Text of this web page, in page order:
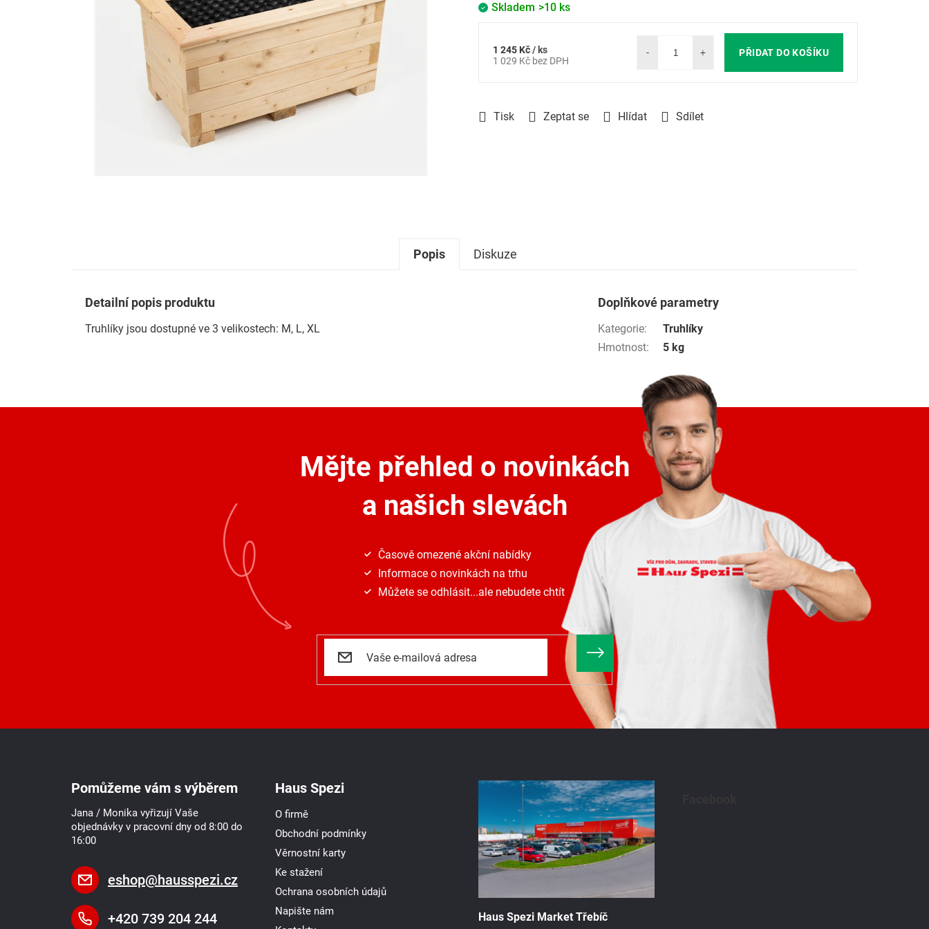
Skladem >10 ks
Tisk Zeptat se Hlídat Sdílet
1 245 Kč/ ks
1 029 Kč bez DPH
Měrná
PŘIDAT DO KOŠÍKU
Popis Diskuze
Detailní popis produktu
Truhlíky jsou dostupné ve 3 velikostech: M, L, XL
Doplňkové parametry
Kategorie:
Truhlíky
Hmotnost: 5 kg
Mějte přehled o novinkách
a našich slevách
Časově omezené akční nabídky
Informace o novinkách na trhu
Můžete se odhlásit...ale nebudete chtít
Pomůžeme vám s výběrem
Jana / Monika vyřizují Vaše
objednávky v pracovní dny od 8:00 do
16:00
eshop@hausspezi.cz
+420 739 204 244
Haus Spezi
O firmě
Obchodní podmínky
Věrnostní karty
Ke stažení
Ochrana osobních údajů
Napište nám
Haus Spezi Market Třebíč